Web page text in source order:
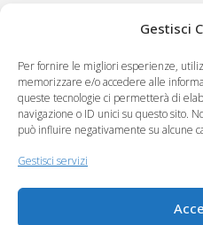
Gestisci
Per fornire le migliori esperienze,
memorizzare e/o accedere alle
queste tecnologie ci permetterà di
navigazione o ID unici su questo sito.
può influire negativamente su alcune
Gestisci servizi
C.RE.A società